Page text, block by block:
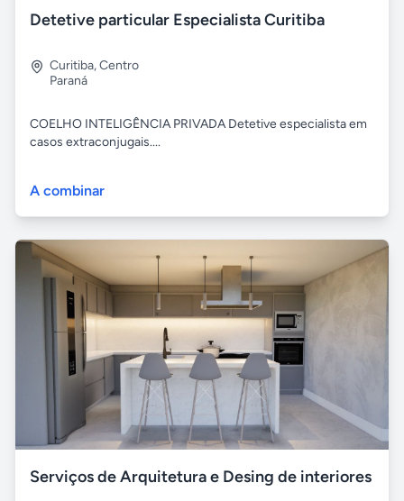
Detetive particular Especialista Curitiba
Curitiba,Centro
Paraná
COELHO INTELIGÊNCIA PRIVADA Detetive especialista em
casos extraconjugais....
A combinar
Serviços de Arquitetura e Desing de interiores